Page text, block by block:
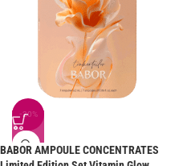
-20%
BABOR AMPOULE CONCENTRATES